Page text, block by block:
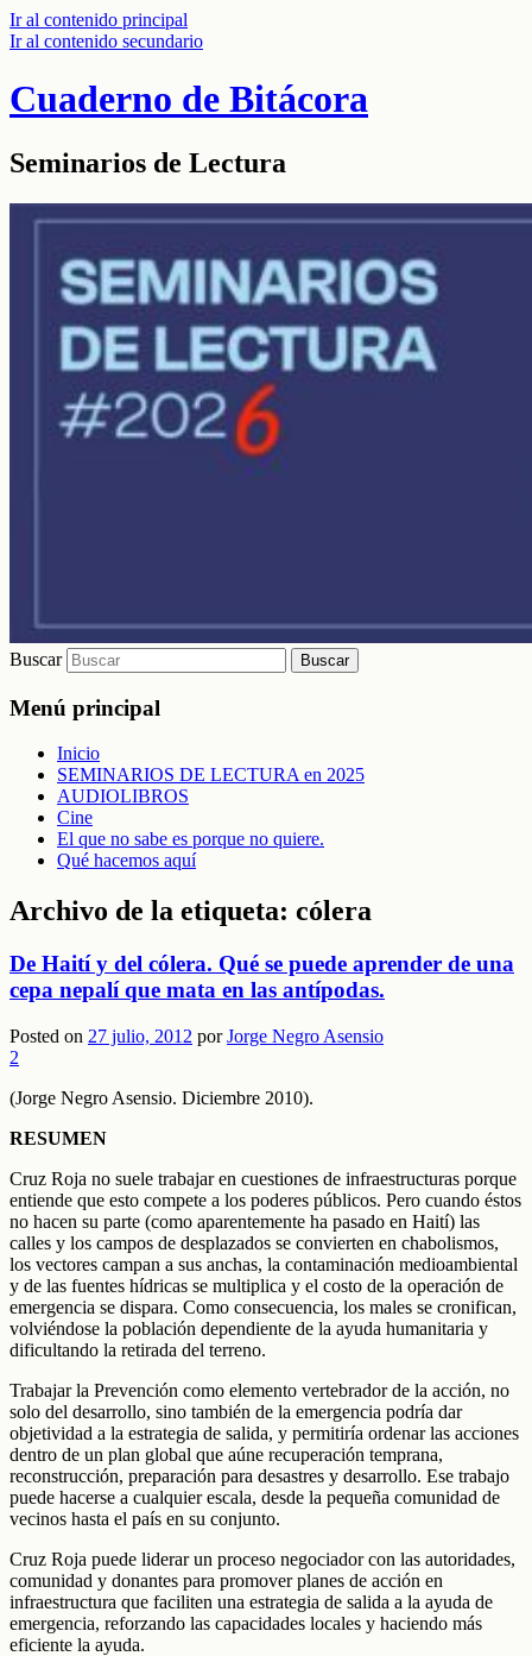
Ir al contenido principal
Ir al contenido secundario
Cuaderno de Bitácora
Seminarios de Lectura
Buscar
Menú principal
Inicio
SEMINARIOS DE LECTURA en 2025
AUDIOLIBROS
Cine
El que no sabe es porque no quiere.
Qué hacemos aquí
Archivo de la etiqueta: cólera
De Haití y del cólera. Qué se puede aprender de una
cepa nepalí que mata en las antípodas.
Posted on 27 julio, 2012 porJorge Negro Asensio
2
(Jorge Negro Asensio. Diciembre 2010).
RESUMEN
Cruz Roja no suele trabajar en cuestiones de infraestructuras porque
entiende que esto compete a los poderes públicos. Pero cuando éstos
no hacen su parte (como aparentemente ha pasado en Haití) las
calles y los campos de desplazados se convierten en chabolismos,
los vectores campan a sus anchas, la contaminación medioambiental
y de las fuentes hídricas se multiplica y el costo de la operación de
emergencia se dispara. Como consecuencia, los males se cronifican,
volviéndose la población dependiente de la ayuda humanitaria y
dificultando la retirada del terreno.
Trabajar la Prevención como elemento vertebrador de la acción, no
solo del desarrollo, sino también de la emergencia podría dar
objetividad a la estrategia de salida, y permitiría ordenar las acciones
dentro de un plan global que aúne recuperación temprana,
reconstrucción, preparación para desastres y desarrollo. Ese trabajo
puede hacerse a cualquier escala, desde la pequeña comunidad de
vecinos hasta el país en su conjunto.
Cruz Roja puede liderar un proceso negociador con las autoridades,
comunidad y donantes para promover planes de acción en
infraestructura que faciliten una estrategia de salida a la ayuda de
emergencia, reforzando las capacidades locales y haciendo más
eficiente la ayuda.